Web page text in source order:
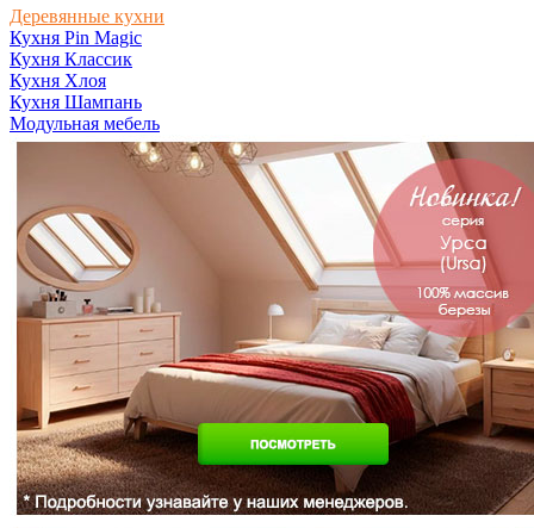
Деревянные кухни
Кухня Pin Magic
Кухня Классик
Кухня Хлоя
Кухня Шампань
Модульная мебель